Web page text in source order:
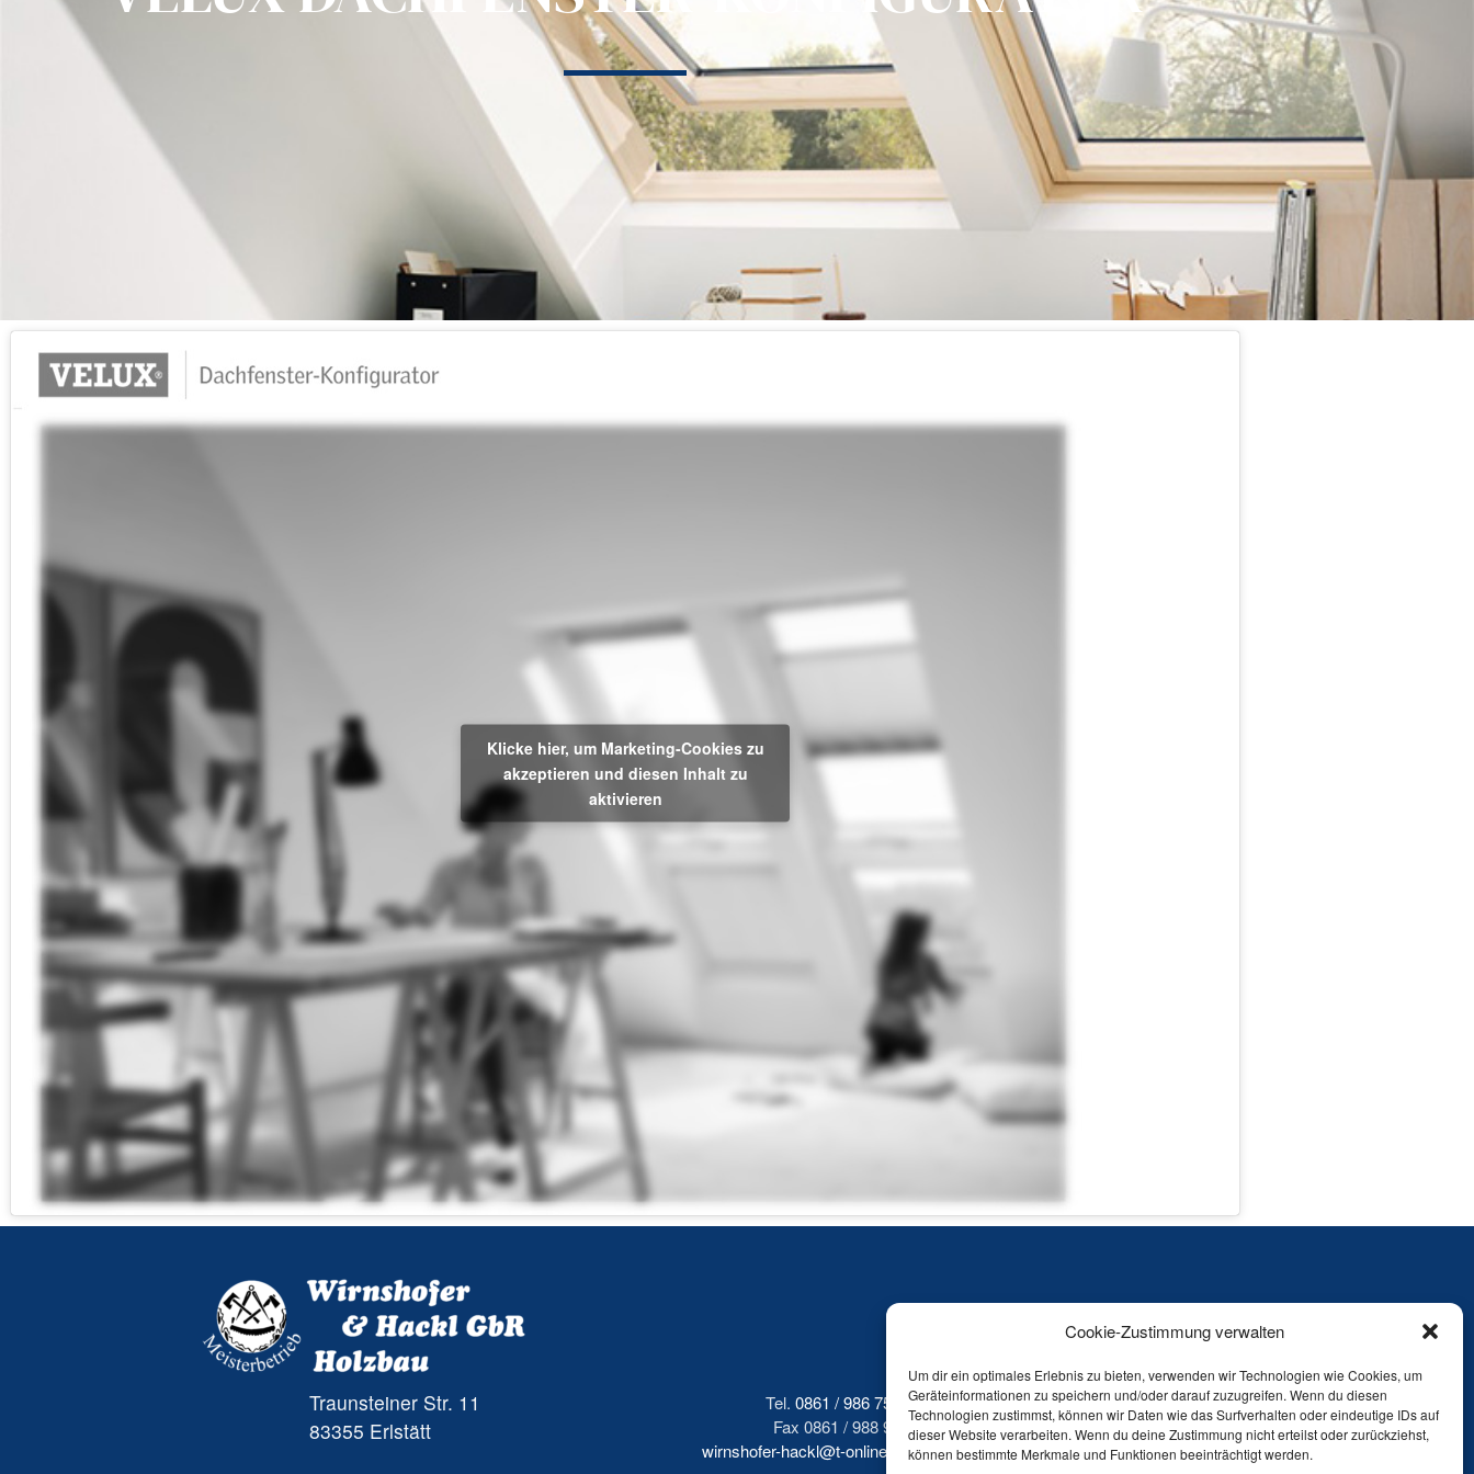
Cookie-Zustimmung verwalten
Um dir ein optimales Erlebnis zu bieten, verwenden wir Technologien wie Cookies, um
Geräteinformationen zu speichern und/oder darauf zuzugreifen. Wenn du diesen
Technologien zustimmst, können wir Daten wie das Surfverhalten oder eindeutige IDs auf
dieser Website verarbeiten. Wenn du deine Zustimmung nicht erteilst oder zurückziehst,
können bestimmte Merkmale und Funktionen beeinträchtigt werden.
Klicke hier, um Marketing-Cookies zu
akzeptieren und diesen Inhalt zu
aktivieren
Traunsteiner Str. 11
83355 Erlstätt
Tel. 0861 / 986 7500
Fax 0861 / 988 915
wirnshofer-hackl@t-online.de
Impressum
Datenschutz
Cookie-Richtlinie (EU)